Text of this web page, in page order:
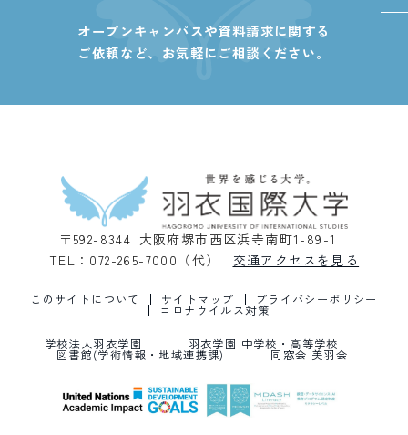
オープンキャンパスや資料請求に関する
ご依頼など、 お気軽にご相談ください。
〒592-8344 大阪府堺市西区浜寺南町1-89-1
TEL：072-265-7000（代）
交通アクセスを見る
このサイトについて サイトマップ プライバシーポリシー
コロナウイルス対策
学校法人羽衣学園 羽衣学園 中学校・高等学校
図書館(学術情報・地域連携課) 同窓会 美羽会